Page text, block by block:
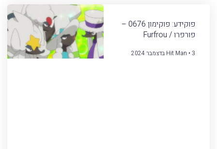
פוקידע: פוקימון 0676 –
פורפרו / Furfrou
Hit Man 3 בדצמבר 2024